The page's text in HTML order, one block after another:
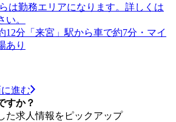
は勤務エリアになります。詳しくは
。
12分「来宮」駅から車で約7分・マイ
あり
進む
すか？
た求人情報をピックアップ